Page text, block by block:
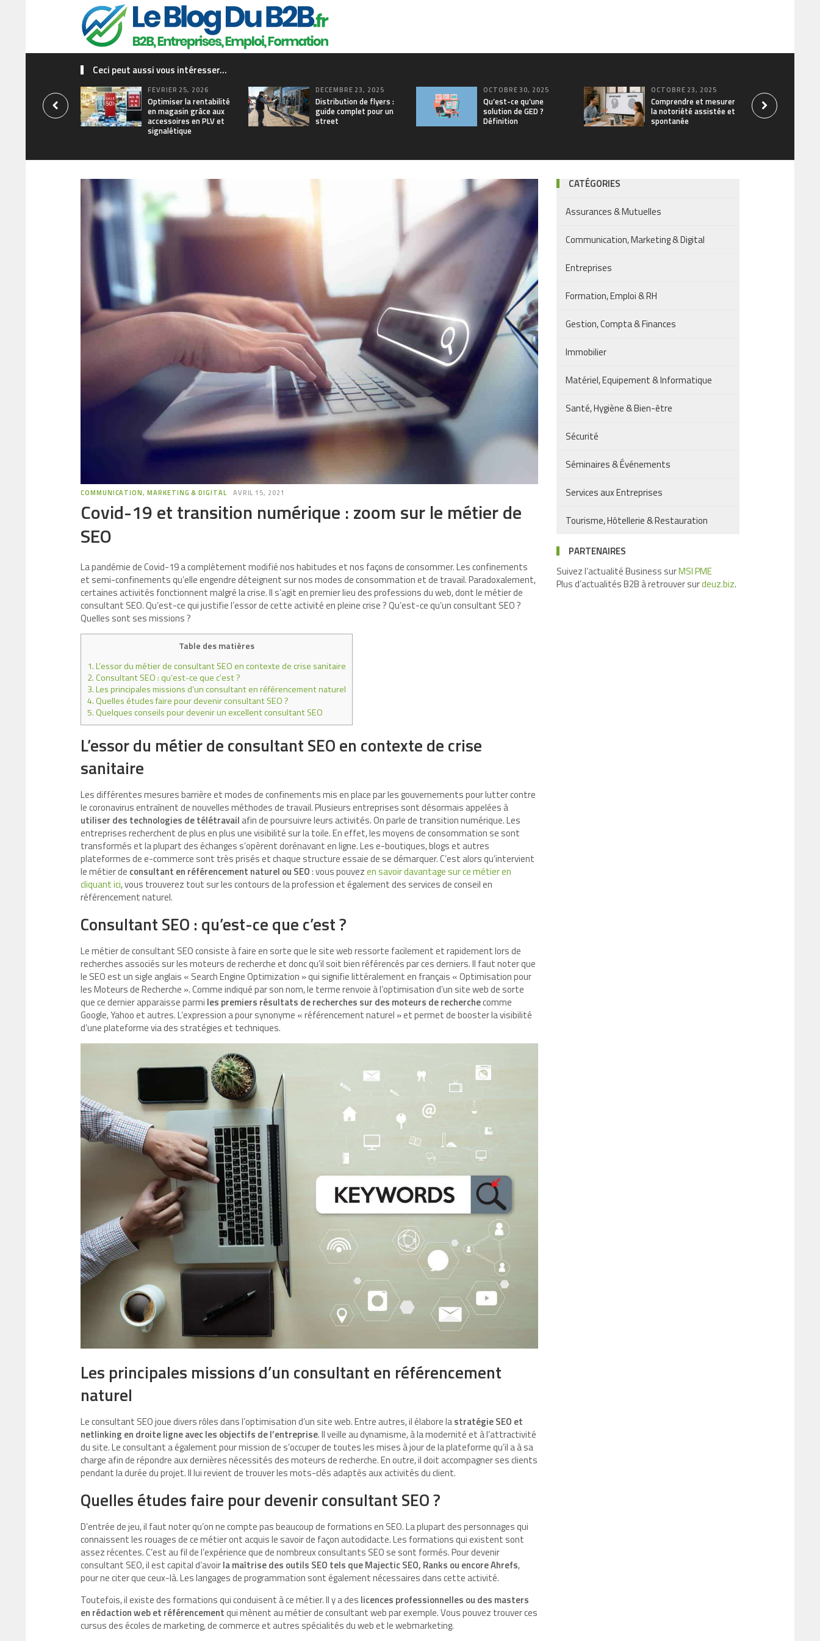
Ceci peut aussi vous intéresser...
FÉVRIER 25, 2026
Optimiser la rentabilité
en magasin grâce aux
accessoires en PLV et
signalétique
DÉCEMBRE 23, 2025
Distribution de flyers :
guide complet pour un
street
OCTOBRE 30, 2025
Qu’est-ce qu’une
solution de GED ?
Définition
OCTOBRE 23, 2025
Comprendre et mesurer
la notoriété assistée et
spontanée
COMMUNICATION, MARKETING & DIGITAL AVRIL 15, 2021
Covid-19 et transition numérique : zoom sur le métier de
SEO
La pandémie de Covid-19 a complètement modifié nos habitudes et nos façons de consommer. Les confinements
et semi-confinements qu’elle engendre déteignent sur nos modes de consommation et de travail. Paradoxalement,
certaines activités fonctionnent malgré la crise. Il s’agit en premier lieu des professions du web, dont le métier de
consultant SEO. Qu’est-ce qui justifie l’essor de cette activité en pleine crise ? Qu’est-ce qu’un consultant SEO ?
Quelles sont ses missions ?
Table des matières
1.L’essor du métier de consultant SEO en contexte de crise sanitaire
2.Consultant SEO : qu’est-ce que c’est ?
3.Les principales missions d’un consultant en référencement naturel
4.Quelles études faire pour devenir consultant SEO ?
5.Quelques conseils pour devenir un excellent consultant SEO
L’essor du métier de consultant SEO en contexte de crise
sanitaire
Les différentes mesures barrière et modes de confinements mis en place par les gouvernements pour lutter contre
le coronavirus entraînent de nouvelles méthodes de travail. Plusieurs entreprises sont désormais appelées à
utiliser des technologies de télétravail afin de poursuivre leurs activités. On parle de transition numérique. Les
entreprises recherchent de plus en plus une visibilité sur la toile. En effet, les moyens de consommation se sont
transformés et la plupart des échanges s’opèrent dorénavant en ligne. Les e-boutiques, blogs et autres
plateformes de e-commerce sont très prisés et chaque structure essaie de se démarquer. C’est alors qu’intervient
le métier de consultant en référencement naturel ou SEO: vous pouvezen savoir davantage sur ce métier en
cliquant ici, vous trouverez tout sur les contours de la profession et également des services de conseil en
référencement naturel.
Consultant SEO : qu’est-ce que c’est ?
Le métier de consultant SEO consiste à faire en sorte que le site web ressorte facilement et rapidement lors de
recherches associés sur les moteurs de recherche et donc qu’il soit bien référencés par ces derniers. Il faut noter que
le SEO est un sigle anglais « Search Engine Optimization » qui signifie littéralement en français « Optimisation pour
les Moteurs de Recherche ». Comme indiqué par son nom, le terme renvoie à l’optimisation d’un site web de sorte
que ce dernier apparaisse parmi les premiers résultats de recherches sur des moteurs de recherchecomme
Google, Yahoo et autres. L’expression a pour synonyme « référencement naturel » et permet de booster la visibilité
d’une plateforme via des stratégies et techniques.
Les principales missions d’un consultant en référencement
naturel
Le consultant SEO joue divers rôles dans l’optimisation d’un site web. Entre autres, il élabore lastratégie SEO et
netlinking en droite ligne avec les objectifs de l’entreprise. Il veille au dynamisme, à la modernité et à l’attractivité
du site. Le consultant a également pour mission de s’occuper de toutes les mises à jour de la plateforme qu’il a à sa
charge afin de répondre aux dernières nécessités des moteurs de recherche. En outre, il doit accompagner ses clients
pendant la durée du projet. Il lui revient de trouver les mots-clés adaptés aux activités du client.
Quelles études faire pour devenir consultant SEO ?
D’entrée de jeu, il faut noter qu’on ne compte pas beaucoup de formations en SEO. La plupart des personnages qui
connaissent les rouages de ce métier ont acquis le savoir de façon autodidacte. Les formations qui existent sont
assez récentes. C’est au fil de l’expérience que de nombreux consultants SEO se sont formés. Pour devenir
consultant SEO, il est capital d’avoirla maîtrise des outils SEO tels que Majectic SEO, Ranks ou encore Ahrefs,
pour ne citer que ceux-là. Les langages de programmation sont également nécessaires dans cette activité.
Toutefois, il existe des formations qui conduisent à ce métier. Il y a des licences professionnelles ou des masters
en rédaction web et référencementqui mènent au métier de consultant web par exemple. Vous pouvez trouver ces
cursus des écoles de marketing, de commerce et autres spécialités du web et le webmarketing.
CATÉGORIES
Assurances & Mutuelles
Communication, Marketing & Digital
Entreprises
Formation, Emploi & RH
Gestion, Compta & Finances
Immobilier
Matériel, Equipement & Informatique
Santé, Hygiène & Bien-être
Sécurité
Séminaires & Événements
Services aux Entreprises
Tourisme, Hôtellerie & Restauration
PARTENAIRES
Suivez l’actualité Business surMSI PME
Plus d’actualités B2B à retrouver surdeuz.biz.